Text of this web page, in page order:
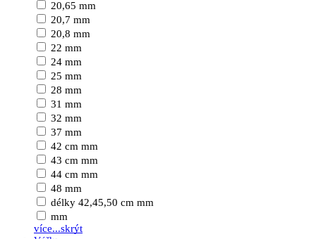
20,65 mm
20,7 mm
20,8 mm
22 mm
24 mm
25 mm
28 mm
31 mm
32 mm
37 mm
42 cm mm
43 cm mm
44 cm mm
48 mm
délky 42,45,50 cm mm
mm
více...skrýt